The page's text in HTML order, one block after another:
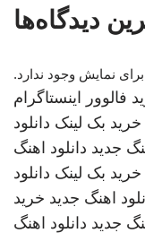
دیدگاه‌ها
نمایش وجود ندارد.
فالوور اینستاگرام
خرید بک لینک دانلود
جدید دانلود اهنگ
خرید بک لینک دانلود
اهنگ جدید خرید
جدید دانلود اهنگ